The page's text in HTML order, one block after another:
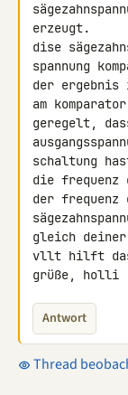
erzeugt.
dise
spannung
der ergebnis
am
geregelt,
schaltung
die
der frequenz
gleich
vllt hilft
grüße, holli
Antwort
Thread